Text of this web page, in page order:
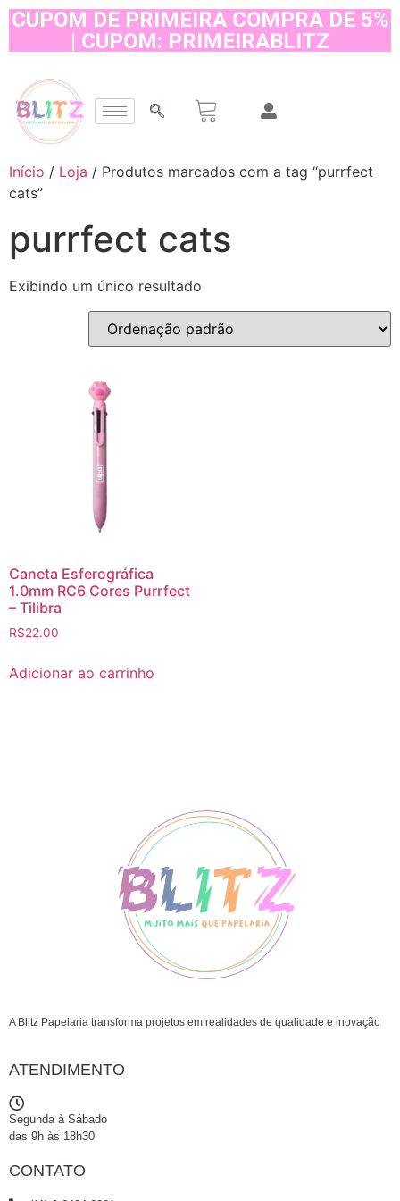
CUPOM DE PRIMEIRA COMPRA DE 5%
| CUPOM: PRIMEIRABLITZ
Início / Loja / Produtos marcados com a tag “purrfect
cats”
purrfect cats
Exibindo um único resultado
Caneta Esferográfica
1.0mm RC6 Cores Purrfect
– Tilibra
R$22.00
Adicionar ao carrinho
A Blitz Papelaria transforma projetos em realidades de qualidade e inovação
ATENDIMENTO
Segunda à Sábado
das 9h às 18h30
CONTATO